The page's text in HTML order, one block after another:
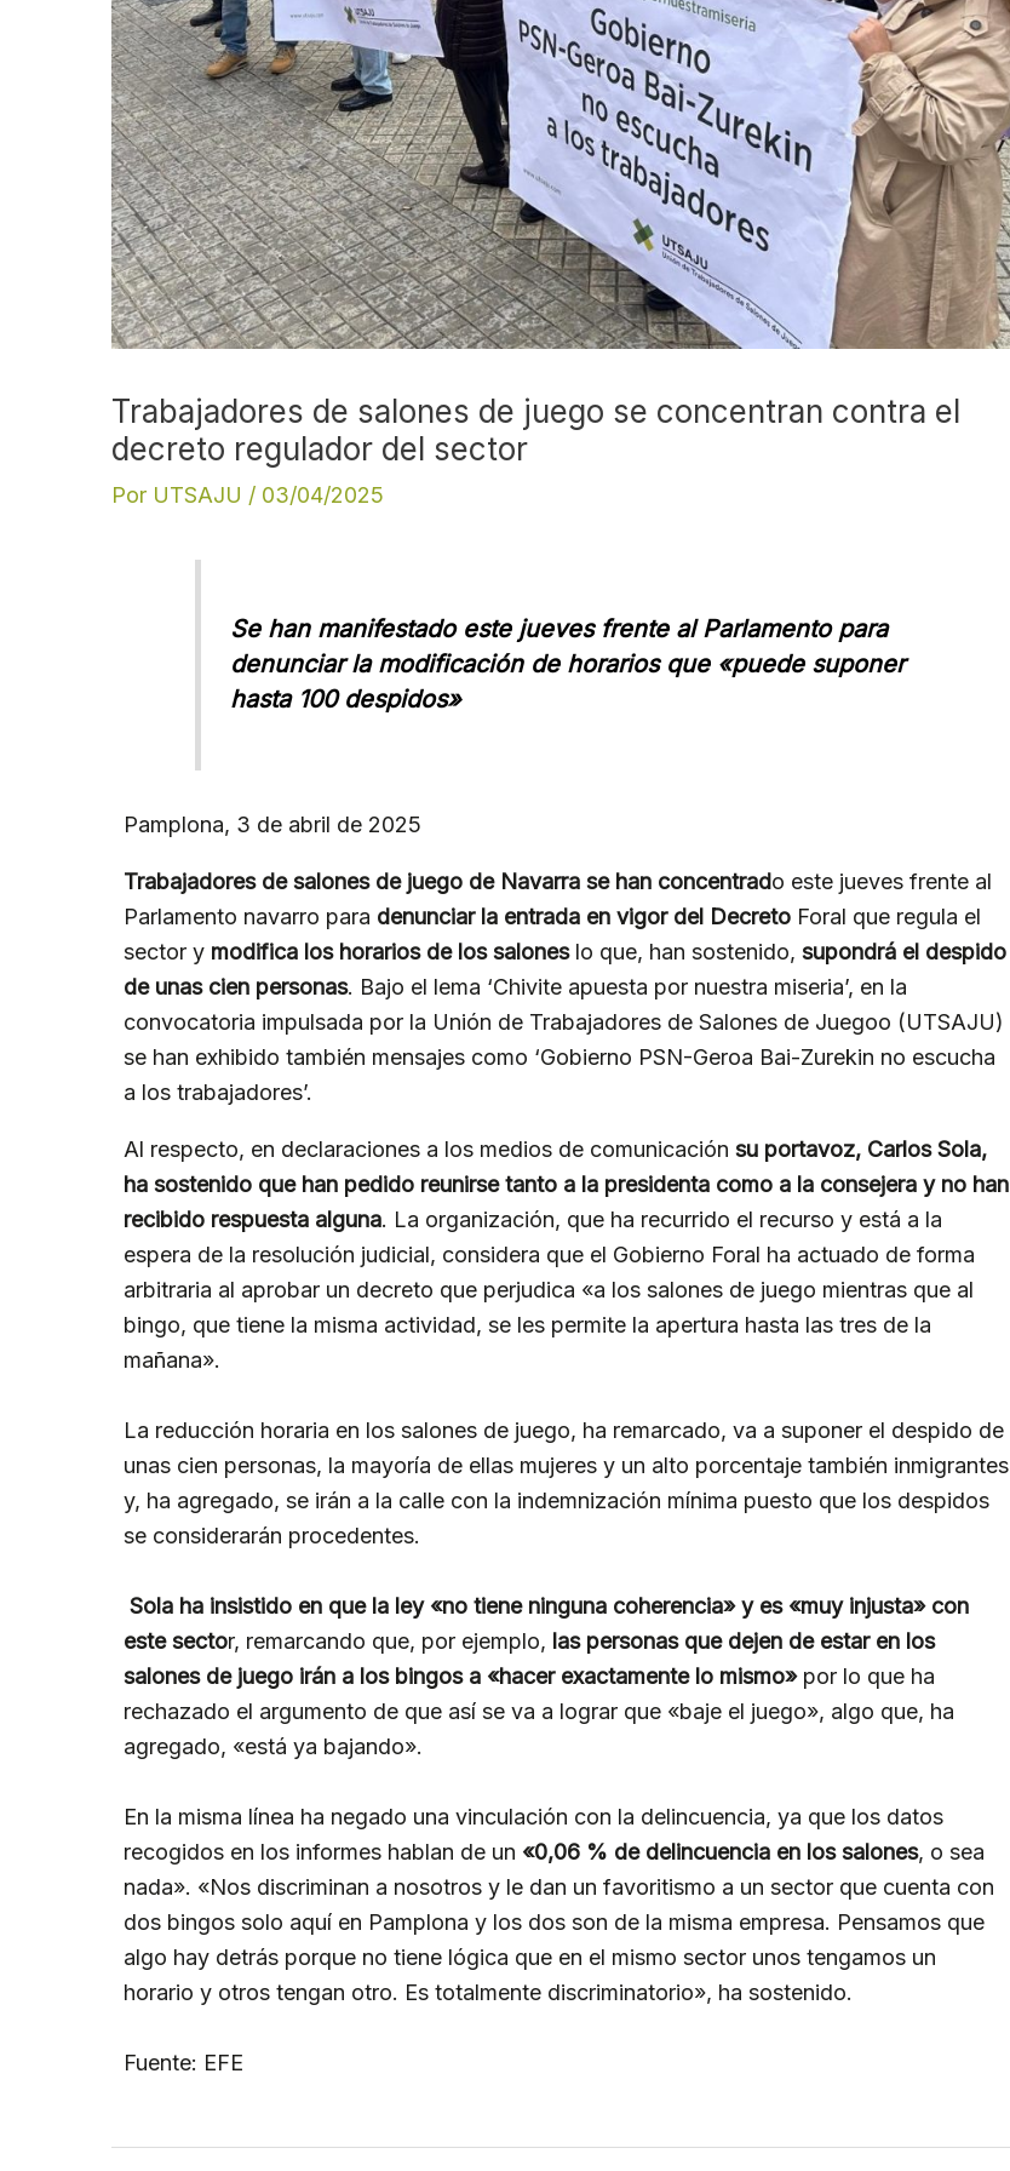
Trabajadores de salones de juego se concentran contra el
decreto regulador del sector
Por UTSAJU / 03/04/2025
Se han manifestado este jueves frente al Parlamento para
denunciar la modificación de horarios que «puede suponer
hasta 100 despidos»
Pamplona, 3 de abril de 2025
Trabajadores de salones de juego de Navarra se han concentrado este jueves frente al
Parlamento navarro para denunciar la entrada en vigor del Decreto Foral que regula el
sector y modifica los horarios de los saloneslo que, han sostenido, supondrá el despido
de unas cien personas. Bajo el lema ‘Chivite apuesta por nuestra miseria’, en la
convocatoria impulsada por la Unión de Trabajadores de Salones de Juegoo (UTSAJU)
se han exhibido también mensajes como ‘Gobierno PSN-Geroa Bai-Zurekin no escucha
a los trabajadores’.
Al respecto, en declaraciones a los medios de comunicación su portavoz, Carlos Sola,
ha sostenido que han pedido reunirse tanto a la presidenta como a la consejera y no han
recibido respuesta alguna. La organización, que ha recurrido el recurso y está a la
espera de la resolución judicial, considera que el Gobierno Foral ha actuado de forma
arbitraria al aprobar un decreto que perjudica «a los salones de juego mientras que al
bingo, que tiene la misma actividad, se les permite la apertura hasta las tres de la
mañana».
La reducción horaria en los salones de juego, ha remarcado, va a suponer el despido de
unas cien personas, la mayoría de ellas mujeres y un alto porcentaje también inmigrantes
y, ha agregado, se irán a la calle con la indemnización mínima puesto que los despidos
se considerarán procedentes.
Sola ha insistido en que la ley «no tiene ninguna coherencia» y es «muy injusta» con
este sector, remarcando que, por ejemplo, las personas que dejen de estar en los
salones de juego irán a los bingos a «hacer exactamente lo mismo»por lo que ha
rechazado el argumento de que así se va a lograr que «baje el juego», algo que, ha
agregado, «está ya bajando».
En la misma línea ha negado una vinculación con la delincuencia, ya que los datos
recogidos en los informes hablan de un «0,06 % de delincuencia en los salones, o sea
nada». «Nos discriminan a nosotros y le dan un favoritismo a un sector que cuenta con
dos bingos solo aquí en Pamplona y los dos son de la misma empresa. Pensamos que
algo hay detrás porque no tiene lógica que en el mismo sector unos tengamos un
horario y otros tengan otro. Es totalmente discriminatorio», ha sostenido.
Fuente: EFE